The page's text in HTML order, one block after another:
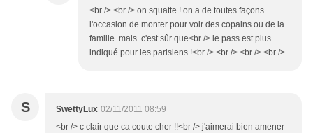
<br /> <br /> on squatte ! on a de toutes façons
l'occasion de monter pour voir des copains ou de la
famille. mais c'est sûr que<br /> le pass est plus
indiqué pour les parisiens !<br /> <br /> <br /> <br />
S SwettyLux 02/11/2011 08:59
<br /> c clair que ca coute cher !!<br /> j'aimerai bien amener